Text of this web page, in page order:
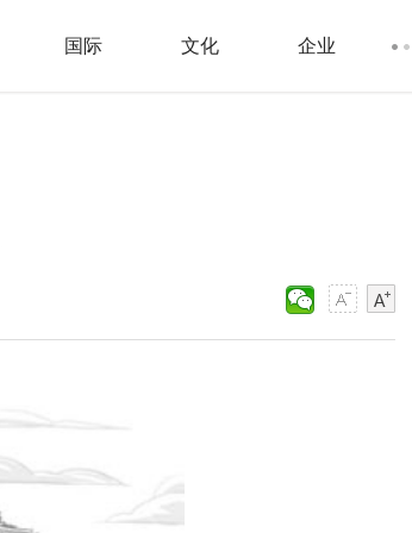
国际 文化 企业